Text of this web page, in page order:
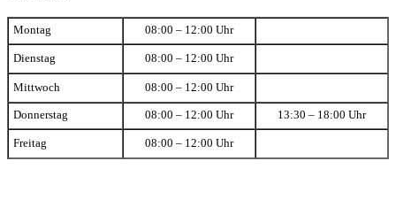
Montag 08:00 – 12:00 Uhr
Dienstag 08:00 – 12:00 Uhr
Mittwoch 08:00 – 12:00 Uhr
Donnerstag 08:00 – 12:00 Uhr 13:30 – 18:00 Uhr
Freitag 08:00 – 12:00 Uhr